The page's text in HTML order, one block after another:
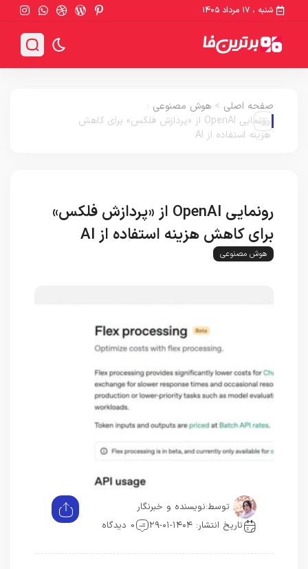
شنبه ، ۱۷ مرداد ۱۴۰۵
صفحه اصلی > هوش مصنوعی :
رونمایی OpenAI از «پردازش فلکس» برای کاهش
هزینه استفاده از AI
رونمایی OpenAI از «پردازش فلکس»
برای کاهش هزینه استفاده از AI
هوش مصنوعی
توسط: نویسنده و خبرنگار
تاریخ انتشار: ۱۴۰۴-۰۱-۲۹
0 دیدگاه